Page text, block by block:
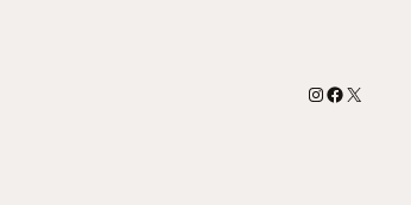
Instagram
Facebook
X